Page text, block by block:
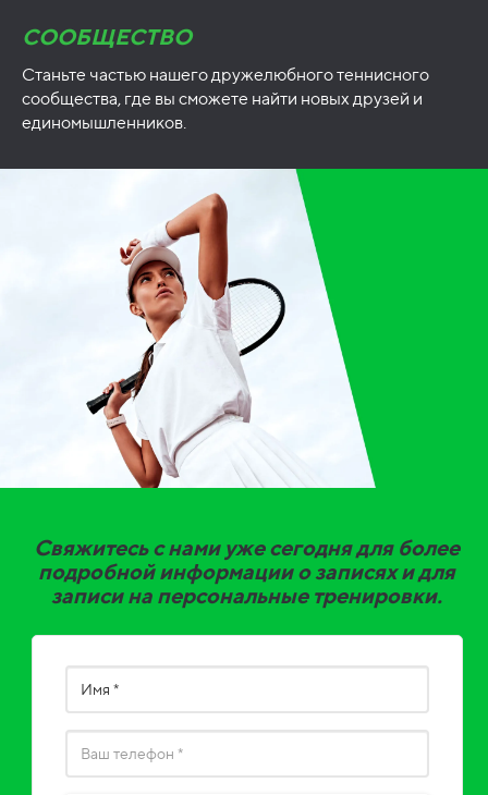
СООБЩЕСТВО
Станьте частью нашего дружелюбного теннисного
сообщества, где вы сможете найти новых друзей и
единомышленников.
Свяжитесь с нами уже сегодня для более
подробной информации о записях и для
записи на персональные тренировки.